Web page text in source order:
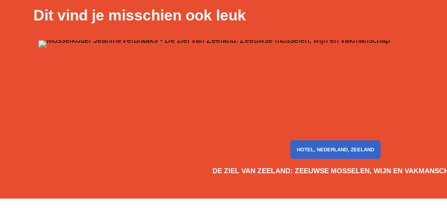
Dit vind je misschien ook leuk
DE ZIEL VAN ZEELAND: ZEEUWSE MOSSELEN, WIJN EN
HOTEL NEDERLAND, ZEELAND